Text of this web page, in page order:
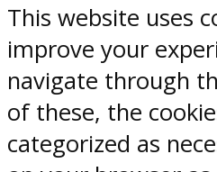
This website uses
improve your
navigate through
of these, the
categorized as